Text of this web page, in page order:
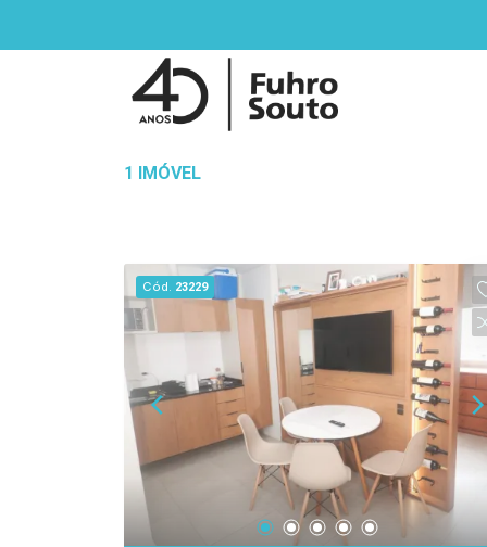
1 IMÓVEL
Cód. 23229